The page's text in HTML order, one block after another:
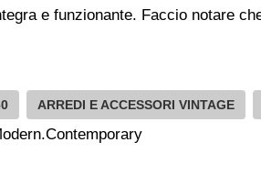
e funzionante. Faccio notare
ARREDI E ACCESSORI VINTAGE